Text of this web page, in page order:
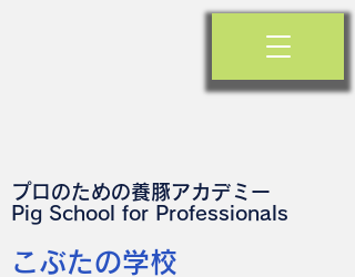
プロのための養豚アカデミー
​Pig School for Professionals
​こぶたの学校